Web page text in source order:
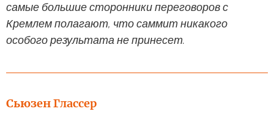
самые большие сторонники переговоров с
Кремлем полагают, что саммит никакого
особого результата не принесет.
Сьюзен Глассер